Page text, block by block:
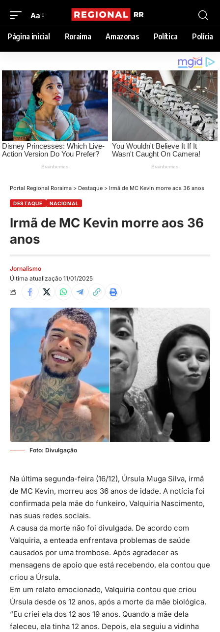
Aa
Página inicial Roraima Amazonas Política Polícia
Portal Regional Roraima > Destaque > Irmã de MC Kevin morre aos 36 anos
DESTAQUE NACIONAL
Irmã de MC Kevin morre aos 36
anos
Última atualização 11/01/2025
Jornalismo
Foto: Divulgação
Na última segunda-feira (16/12), Úrsula Muga Silva, irmã
de MC Kevin, morreu aos 36 anos de idade. A notícia foi
confirmada pela mãe do funkeiro, Valquiria Nascimento,
nas suas redes sociais.
A causa da morte não foi divulgada. De acordo com
Valquiria, a enteada enfrentava problemas de saúde
causados por uma trombose. Após agradecer as
mensagens de apoio que está recebendo, ela contou que
criou a Úrsula.
Em um relato emocionado, Valquiria contou que criou
Úrsula desde os 12 anos, após a morte da mãe biológica.
“Eu criei ela dos 12 aos 19 anos. Quando a mãe dela
faleceu, ela tinha 12 anos. Depois, ela seguiu a vidinha